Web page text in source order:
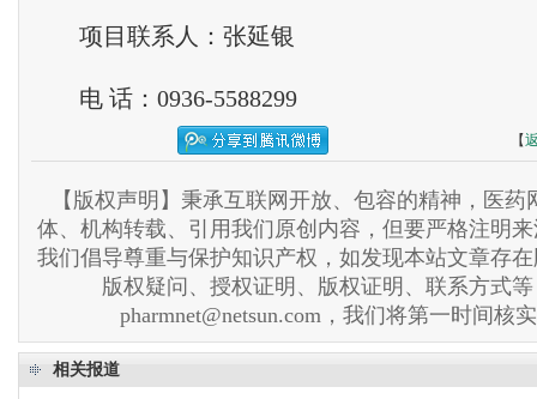
项目联系人：张延银
电 话：0936-5588299
【
【版权声明】秉承互联网开放、包容的精神，医药
体、机构转载、引用我们原创内容，但要严格注明
我们倡导尊重与保护知识产权，如发现本站文章存
版权疑问、授权证明、版权证明、联系方式
pharmnet@netsun.com，我们将第一时间核
相关报道